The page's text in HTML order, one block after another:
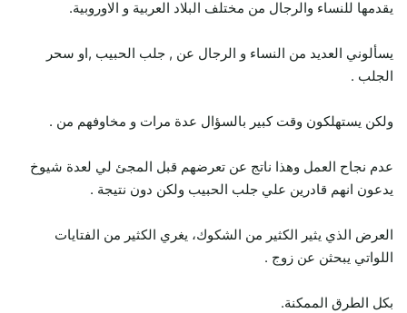
يقدمها للنساء والرجال من مختلف البلاد العربية و الاوروبية.
يسألوني العديد من النساء و الرجال عن , جلب الحبيب ,او سحر
الجلب .
ولكن يستهلكون وقت كبير بالسؤال عدة مرات و مخاوفهم من .
عدم نجاح العمل وهذا ناتج عن تعرضهم قبل المجئ لي لعدة شيوخ
يدعون انهم قادرين علي جلب الحبيب ولكن دون نتيجة .
العرض الذي يثير الكثير من الشكوك، يغري الكثير من الفتايات
اللواتي يبحثن عن زوج .
بكل الطرق الممكنة.